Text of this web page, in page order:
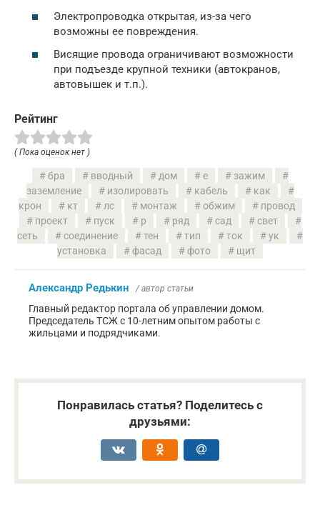
Электропроводка открытая, из-за чего
возможны ее повреждения.
Висящие провода ограничивают возможности
при подъезде крупной техники (автокранов,
автовышек и т.п.).
Рейтинг
( Пока оценок нет )
бра вводный дом е
зажим
заземление
изолировать кабель
как
крон
кт лс монтаж обжим
провод
проект
пуск р ряд сад
свет
сеть
соединение тен тип ток
ук
установка
фасад фото щит
Александр Редькин / автор статьи
Главный редактор портала об управлении домом.
Председатель ТСЖ с 10-летним опытом работы с
жильцами и подрядчиками.
Понравилась статья? Поделитесь с
друзьями: